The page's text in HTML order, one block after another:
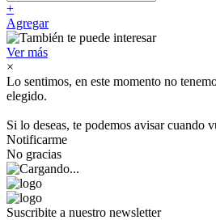
+
Agregar
Ver más
×
Lo sentimos, en este momento no
elegido.
Si lo deseas, te podemos avisar cuando
Notificarme
No gracias
Suscribite a nuestro newsletter